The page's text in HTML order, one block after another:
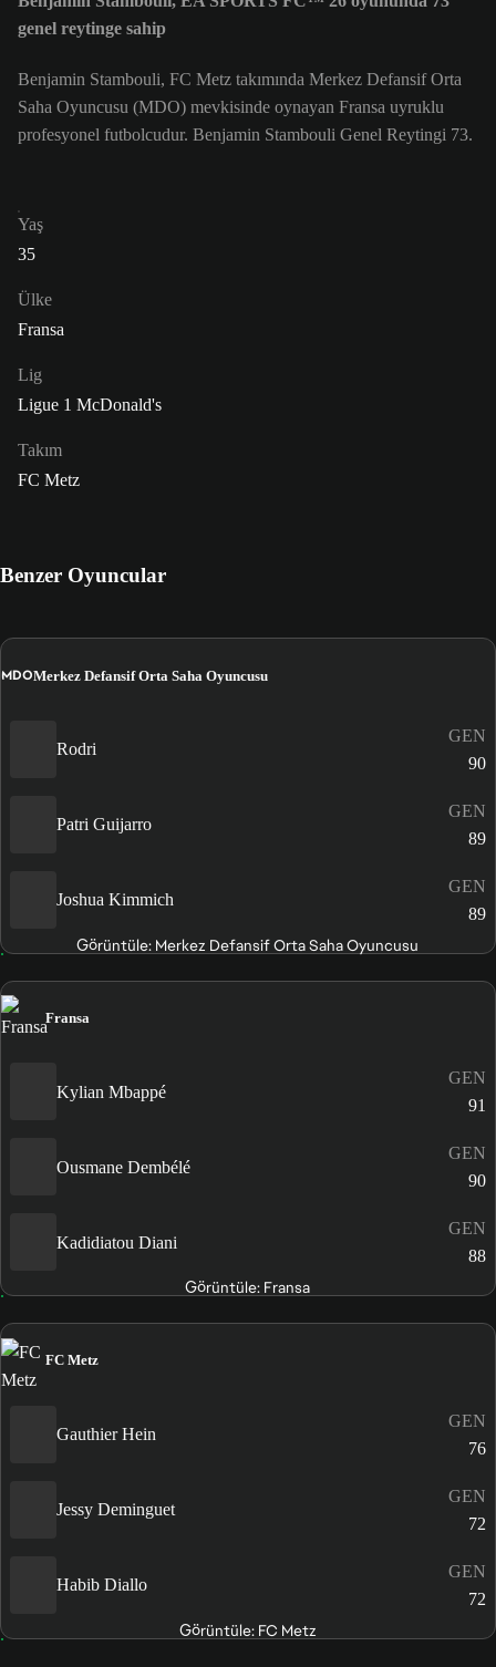
genel reytinge sahip
Benjamin Stambouli, FC Metz takımında Merkez Defansif Orta
Saha Oyuncusu (MDO) mevkisinde oynayan Fransa uyruklu
profesyonel futbolcudur. Benjamin Stambouli Genel Reytingi 73.
Yaş
35
Ülke
Fransa
Lig
Ligue 1 McDonald's
Takım
FC Metz
Benzer Oyuncular
MDOMerkez Defansif Orta Saha Oyuncusu
Rodri
GEN
90
Patri Guijarro
GEN
89
Joshua Kimmich
GEN
89
Görüntüle: Merkez Defansif Orta Saha Oyuncusu
Fransa
Kylian Mbappé
GEN
91
Ousmane Dembélé
GEN
90
Kadidiatou Diani
GEN
88
Görüntüle: Fransa
FC Metz
Gauthier Hein
GEN
76
Jessy Deminguet
GEN
72
Habib Diallo
GEN
72
Görüntüle: FC Metz